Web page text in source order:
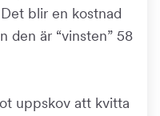
blir en kostnad
den är “vinsten” 58
uppskov att kvitta